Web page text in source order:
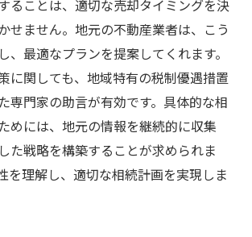
ることは、適切な売却タイミングを決
せません。地元の不動産業者は、こう
、最適なプランを提案してくれます。
に関しても、地域特有の税制優遇措置
専門家の助言が有効です。具体的な相
めには、地元の情報を継続的に収集
た戦略を構築することが求められま
を理解し、適切な相続計画を実現しま